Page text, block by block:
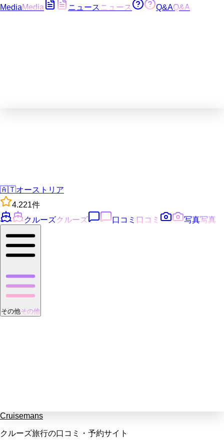
MediaMedia ニュース ニュース Q&AQ&A
🇦🇹オーストリア
4.221件
クルーズクルーズ 口コミ 口コミ 写真写真
その他その他
Cruisemans
クルーズ旅行の口コミ・予約サイト